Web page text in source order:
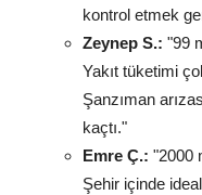
kontrol etmek
Zeynep S.: "99
Yakıt tüketimi
Şanzıman
kaçtı."
Emre Ç.: "2000
Şehir içinde